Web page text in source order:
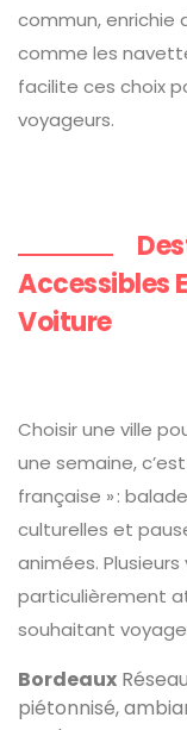
commun, enrichie
comme les
facilite ces choix
voyageurs.
Accessibles
Voiture
Choisir une ville
une semaine,
française » :
culturelles et
animées.
particulièrement
souhaitant
Bordeaux
piétonnisé,